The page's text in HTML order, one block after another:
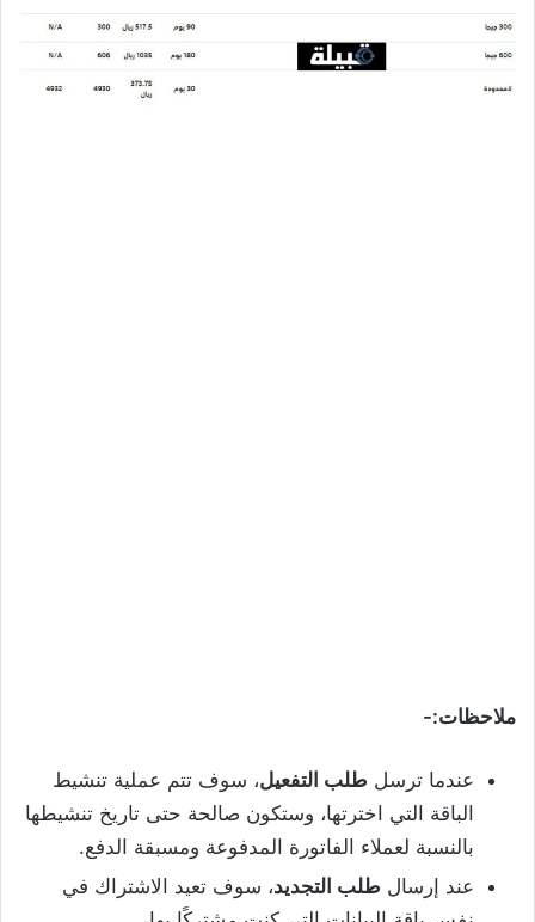
ملاحظات:-
عندما ترسل طلب التفعيل، سوف تتم عملية تنشيط
الباقة التي اخترتها، وستكون صالحة حتى تاريخ تنشيطها
بالنسبة لعملاء الفاتورة المدفوعة ومسبقة الدفع.
عند إرسال طلب التجديد، سوف تعيد الاشتراك في